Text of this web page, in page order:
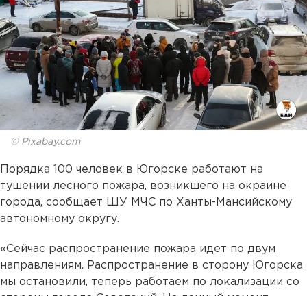
© Pixabay.com
Порядка 100 человек в Югорске работают на
тушении лесного пожара, возникшего на окраине
города, сообщает ШУ МЧС по Ханты-Мансийскому
автономному округу.
«Сейчас распространение пожара идет по двум
направлениям. Распространение в сторону Югорска
мы остановили, теперь работаем по локализации со